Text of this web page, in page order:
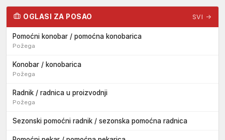
OGLASI ZA POSAO SVI →
Pomoćni konobar / pomoćna konobarica
Požega
Konobar / konobarica
Požega
Radnik / radnica u proizvodnji
Požega
Sezonski pomoćni radnik / sezonska pomoćna radnica